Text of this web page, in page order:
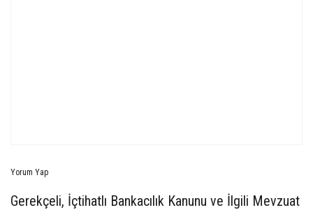
Yorum Yap
Gerekçeli, İçtihatlı Bankacılık Kanunu ve İlgili Mevzuat